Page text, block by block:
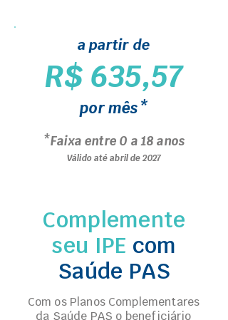
a partir de
R$ 635,57
por mês*
*Faixa entre 0 a 18 anos
Válido até abril de 2027
Complemente
seu IPE com
Saúde PAS
Com os Planos Complementares
da Saúde PAS o beneficiário